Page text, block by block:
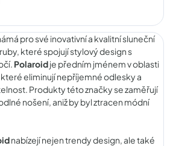
pro své inovativní a kvalitní sluneční
které spojují stylový design s
Polaroidje předním jménem v oblasti
eliminují nepříjemné odlesky a
Produkty této značky se zaměřují
nošení, aniž by byl ztracen módní
nabízejí nejen trendy design, ale také